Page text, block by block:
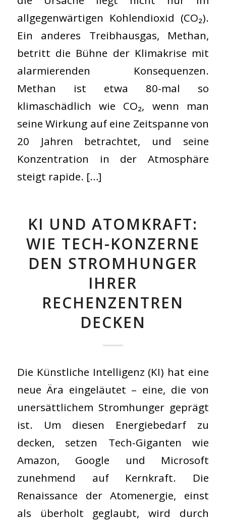
allgegenwärtigen Kohlendioxid (CO₂).
Ein anderes Treibhausgas, Methan,
betritt die Bühne der Klimakrise mit
alarmierenden Konsequenzen.
Methan ist etwa 80-mal so
klimaschädlich wie CO₂, wenn man
seine Wirkung auf eine Zeitspanne von
20 Jahren betrachtet, und seine
Konzentration in der Atmosphäre
steigt rapide. […]
KI UND ATOMKRAFT:
WIE TECH-KONZERNE
DEN STROMHUNGER
IHRER
RECHENZENTREN
DECKEN
Die Künstliche Intelligenz (KI) hat eine
neue Ära eingeläutet – eine, die von
unersättlichem Stromhunger geprägt
ist. Um diesen Energiebedarf zu
decken, setzen Tech-Giganten wie
Amazon, Google und Microsoft
zunehmend auf Kernkraft. Die
Renaissance der Atomenergie, einst
als überholt geglaubt, wird durch